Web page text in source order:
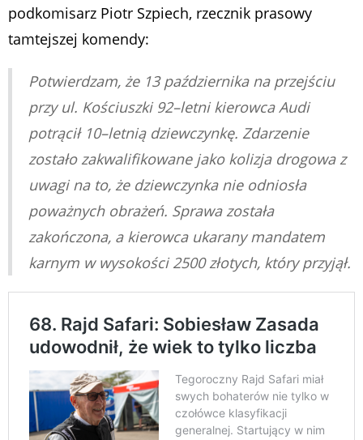
podkomisarz Piotr Szpiech, rzecznik prasowy
tamtejszej komendy:
Potwierdzam, że 13 października na przejściu
przy ul. Kościuszki 92–letni kierowca Audi
potrącił 10–letnią dziewczynkę. Zdarzenie
zostało zakwalifikowane jako kolizja drogowa z
uwagi na to, że dziewczynka nie odniosła
poważnych obrażeń. Sprawa została
zakończona, a kierowca ukarany mandatem
karnym w wysokości 2500 złotych, który przyjął.